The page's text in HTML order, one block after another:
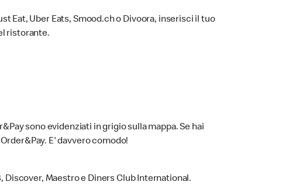
Eat, Uber Eats, Smood.ch o Divoora, inserisci il tuo
ristorante.
sono evidenziati in grigio sulla mappa. Se hai
E' davvero comodo!
Discover, Maestro e Diners Club International.